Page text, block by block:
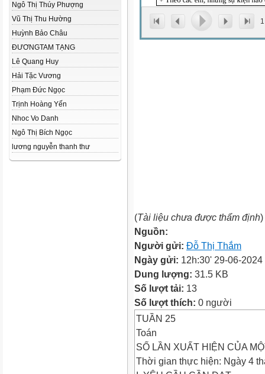
Ngô Thị Thúy Phượng
Vũ Thị Thu Hường
Huỳnh Bảo Châu
ĐƯƠNGTAM TẠNG
Lê Quang Huy
Hải Tặc Vương
Phạm Đức Ngọc
Trịnh Hoàng Yến
Nhoc Vo Danh
Ngô Thị Bích Ngọc
lương nguyễn thanh thư
1
(Tài liệu chưa được thẩm định)
Nguồn:
Người gửi: Đỗ Thị Thắm
Ngày gửi: 12h:30' 29-06-2024
Dung lượng: 31.5 KB
Số lượt tải: 13
Số lượt thích: 0 người
TUẦN 25
Toán
SỐ LẦN XUẤT HIỆN CỦA
Thời gian thực hiện: Ngày 4